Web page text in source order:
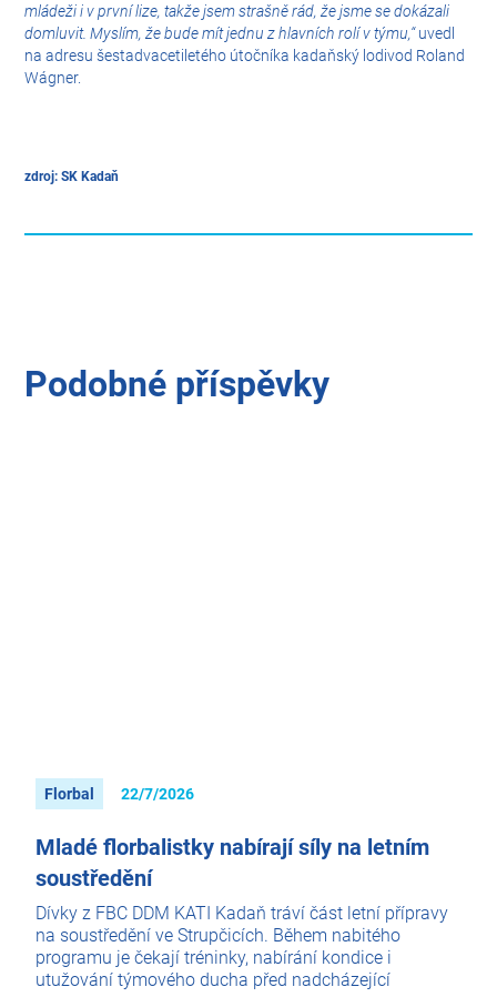
mládeži i v první lize, takže jsem strašně rád, že jsme se dokázali
domluvit. Myslím, že bude mít jednu z hlavních rolí v týmu,“uvedl
na adresu šestadvacetiletého útočníka kadaňský lodivod Roland
Wágner.
zdroj: SK Kadaň
Podobné příspěvky
Florbal 22/7/2026
Mladé florbalistky nabírají síly na letním
soustředění
Dívky z FBC DDM KATI Kadaň tráví část letní přípravy
na soustředění ve Strupčicích. Během nabitého
programu je čekají tréninky, nabírání kondice i
utužování týmového ducha před nadcházející